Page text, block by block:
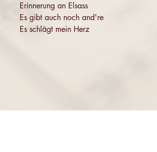
Erinnerung an Elsass
Es gibt auch noch and're
Es schlägt mein Herz